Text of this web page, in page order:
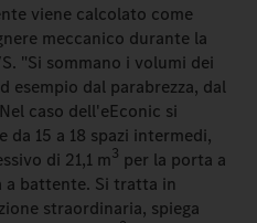
viene calcolato come
meccanico durante la
"Si sommano i volumi dei
esempio dal parabrezza, dal
caso dell'eEconic si
15 a 18 spazi intermedi,
di 21,1 m3 per la porta a
a battente. Si tratta in
straordinaria, spiega